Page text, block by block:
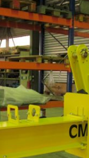
– CALCUL DE